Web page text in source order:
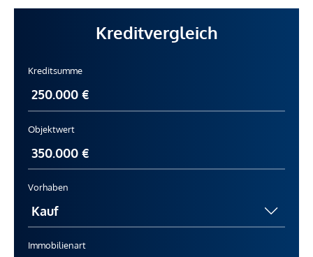
Kreditvergleich
Kreditsumme
Objektwert
Vorhaben
Immobilienart